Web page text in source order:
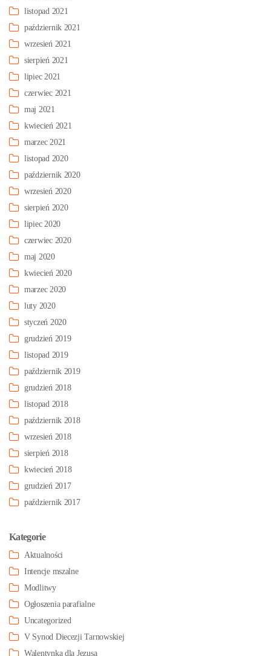
listopad 2021
październik 2021
wrzesień 2021
sierpień 2021
lipiec 2021
czerwiec 2021
maj 2021
kwiecień 2021
marzec 2021
listopad 2020
październik 2020
wrzesień 2020
sierpień 2020
lipiec 2020
czerwiec 2020
maj 2020
kwiecień 2020
marzec 2020
luty 2020
styczeń 2020
grudzień 2019
listopad 2019
październik 2019
grudzień 2018
listopad 2018
październik 2018
wrzesień 2018
sierpień 2018
kwiecień 2018
grudzień 2017
październik 2017
Kategorie
Aktualności
Intencje mszalne
Modlitwy
Ogłoszenia parafialne
Uncategorized
V Synod Diecezji Tarnowskiej
Walentynka dla Jezusa